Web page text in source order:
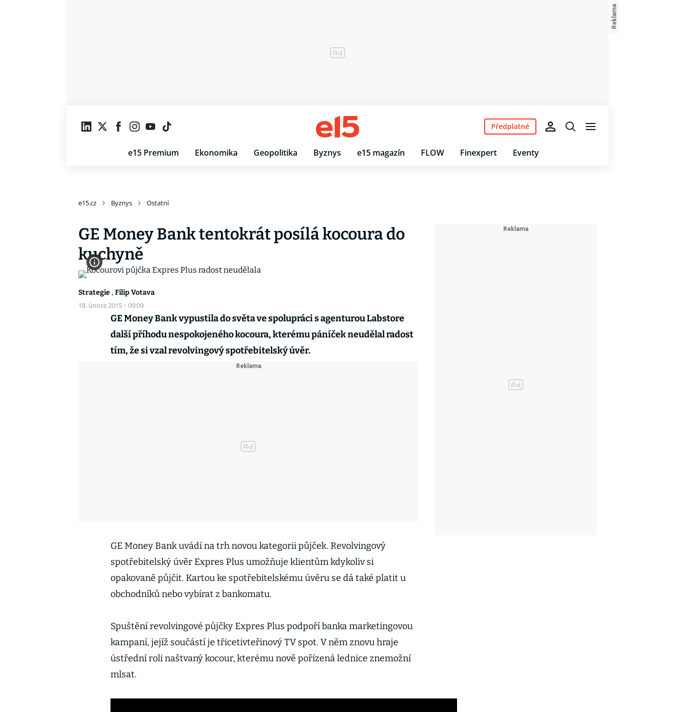
e15 Premium Ekonomika Geopolitika Byznys e15 magazín FLOW Finexpert Eventy
Předplatné
e15.cz Byznys Ostatní
GE Money Bank tentokrát posílá kocoura do
kuchyně
Strategie , Filip Votava
18. února 2015 · 09:09
GE Money Bank vypustila do světa ve spolupráci s agenturou Labstore
další příhodu nespokojeného kocoura, kterému páníček neudělal radost
tím, že si vzal revolvingový spotřebitelský úvěr.
GE Money Bank uvádí na trh novou kategorii půjček. Revolvingový
spotřebitelský úvěr Expres Plus umožňuje klientům kdykoliv si
opakovaně půjčit. Kartou ke spotřebitelskému úvěru se dá také platit u
obchodníků nebo vybírat z bankomatu.
Spuštění revolvingové půjčky Expres Plus podpoří banka marketingovou
kampaní, jejíž součástí je třicetivteřinový TV spot. V něm znovu hraje
ústřední roli naštvaný kocour, kterému nově pořízená lednice znemožní
mlsat.